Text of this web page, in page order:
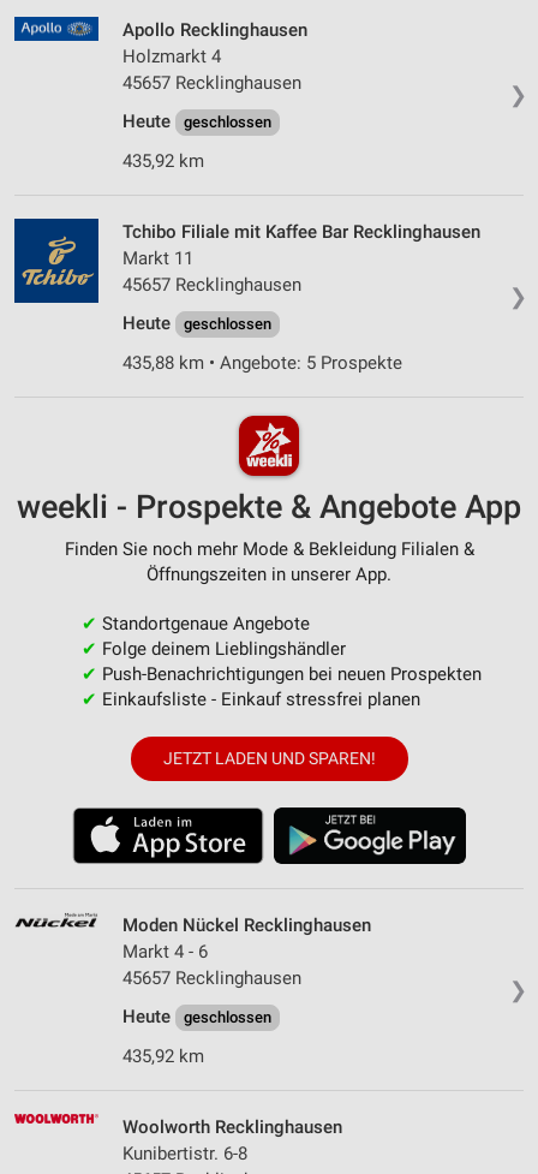
❯
Apollo Recklinghausen
Holzmarkt 4
45657 Recklinghausen
Heute
geschlossen
435,92 km
❯
Tchibo Filiale mit Kaffee Bar Recklinghausen
Markt 11
45657 Recklinghausen
Heute
geschlossen
435,88 km • Angebote: 5 Prospekte
weekli - Prospekte & Angebote App
Finden Sie noch mehr Mode & Bekleidung Filialen &
Öffnungszeiten in unserer App.
✔ Standortgenaue Angebote
✔ Folge deinem Lieblingshändler
✔ Push-Benachrichtigungen bei neuen Prospekten
✔ Einkaufsliste - Einkauf stressfrei planen
JETZT LADEN UND SPAREN!
❯
Moden Nückel Recklinghausen
Markt 4 - 6
45657 Recklinghausen
Heute
geschlossen
435,92 km
Woolworth Recklinghausen
Kunibertistr. 6-8